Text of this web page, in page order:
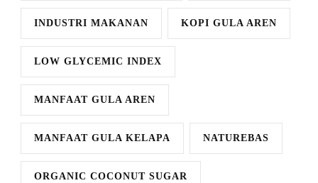
INDUSTRI MAKANAN KOPI GULA AREN
LOW GLYCEMIC INDEX
MANFAAT GULA AREN
MANFAAT GULA KELAPA NATUREBAS
ORGANIC COCONUT SUGAR